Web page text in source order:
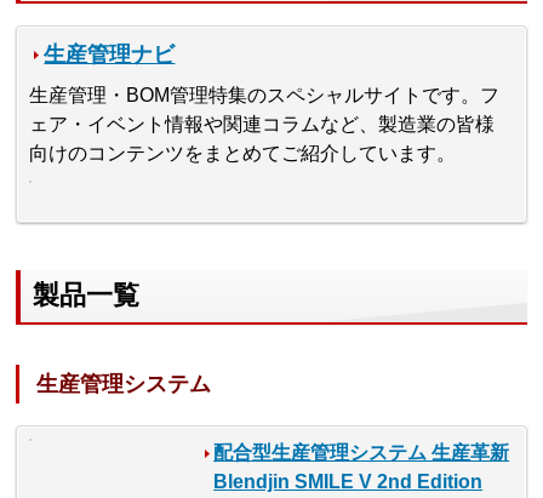
生産管理ナビ
生産管理・BOM管理特集のスペシャルサイトです。フ
ェア・イベント情報や関連コラムなど、製造業の皆様
向けのコンテンツをまとめてご紹介しています。
製品一覧
生産管理システム
配合型生産管理システム 生産革新
Blendjin SMILE V 2nd Edition